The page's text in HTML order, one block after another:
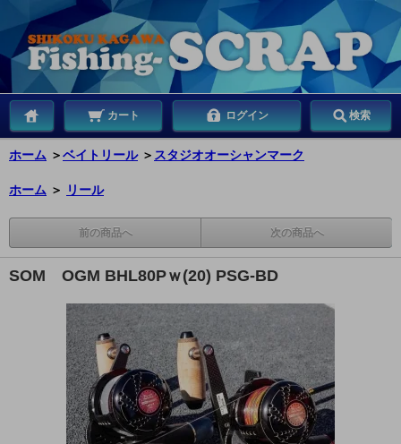
カート ログイン 検索
ホーム ＞ベイトリール ＞ スタジオオーシャンマーク
ホーム ＞ リール
前の商品へ 次の商品へ
SOM OGM BHL80Pｗ(20) PSG-BD